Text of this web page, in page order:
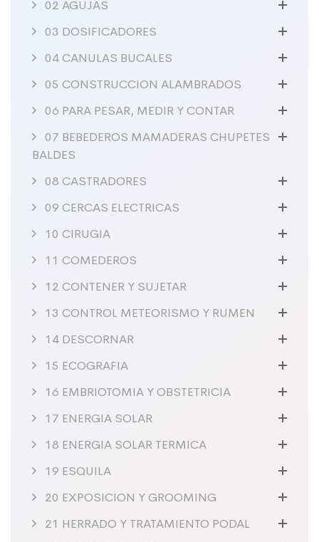
02 AGUJAS
03 DOSIFICADORES
04 CANULAS BUCALES
05 CONSTRUCCION ALAMBRADOS
06 PARA PESAR, MEDIR Y CONTAR
07 BEBEDEROS MAMADERAS CHUPETES
BALDES
08 CASTRADORES
09 CERCAS ELECTRICAS
10 CIRUGIA
11 COMEDEROS
12 CONTENER Y SUJETAR
13 CONTROL METEORISMO Y RUMEN
14 DESCORNAR
15 ECOGRAFIA
16 EMBRIOTOMIA Y OBSTETRICIA
17 ENERGIA SOLAR
18 ENERGIA SOLAR TERMICA
19 ESQUILA
20 EXPOSICION Y GROOMING
21 HERRADO Y TRATAMIENTO PODAL